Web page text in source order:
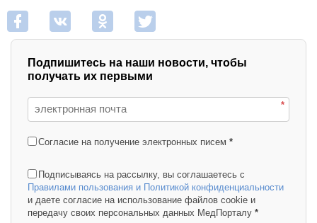
Подпишитесь на наши новости, чтобы
получать их первыми
*
Согласие на получение электронных писем *
Подписываясь на рассылку, вы соглашаетесь с
Правилами пользования и Политикой конфиденциальности
и даете согласие на использование файлов cookie и
передачу своих персональных данных МедПорталу *